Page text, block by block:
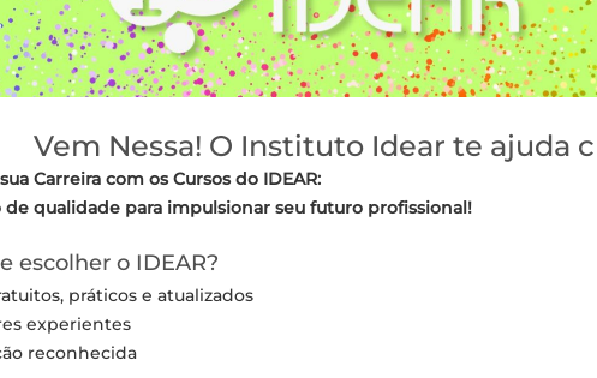
Vem Nessa! O Instituto Idear te ajuda
Carreira com os Cursos do IDEAR:
de qualidade para impulsionar seu futuro profissional!
escolher o IDEAR?
práticos e atualizados
experientes
reconhecida